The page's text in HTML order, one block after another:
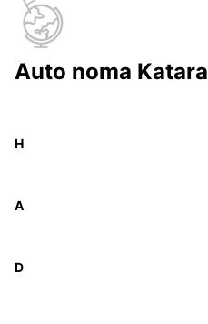
Auto noma Katara
H
A
D